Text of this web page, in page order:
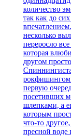
количество
так как до
несколько
переросло
которая
другом
рокфишингом
первую
посетивших
шлепками, а
которым
что-то
пресной воде